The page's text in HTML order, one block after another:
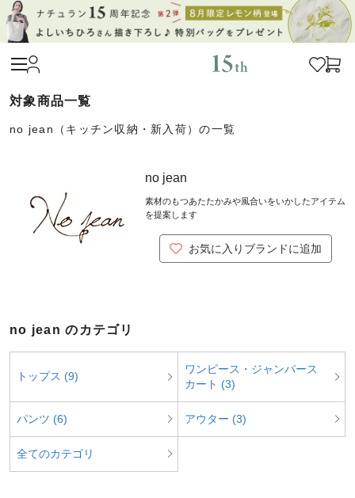
no jean（キッチン収納・新入荷）の一覧
no jean
素材のもつあたたかみや風合いをいかしたアイテム
を提案します
お気に入りブランドに追加
no jean のカテゴリ
トップス (9)
ワンピース・ジャンパース
カート (3)
パンツ (6) アウター (3)
全てのカテゴリ